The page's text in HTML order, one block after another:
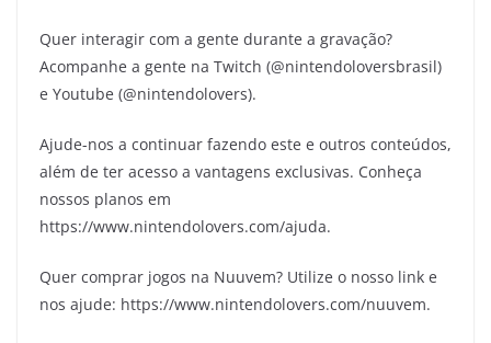
Quer interagir com a gente durante a gravação?
Acompanhe a gente na Twitch (@nintendoloversbrasil)
e Youtube (@nintendolovers).
Ajude-nos a continuar fazendo este e outros conteúdos,
além de ter acesso a vantagens exclusivas. Conheça
nossos planos em
https://www.nintendolovers.com/ajuda.
Quer comprar jogos na Nuuvem? Utilize o nosso link e
nos ajude: https://www.nintendolovers.com/nuuvem.